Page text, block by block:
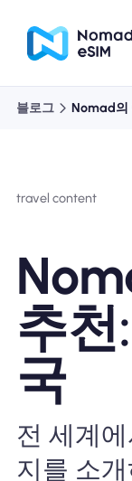
eSIM 정보
왜 Nomad
블로그 Nomad의
travel content
추천
국
전 세계
지를 소